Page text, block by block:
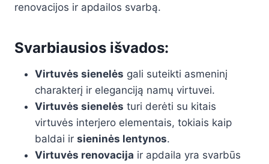
renovacijos ir apdailos svarbą.
Svarbiausios išvados:
Virtuvės sienelės gali suteikti asmeninį
charakterį ir eleganciją namų virtuvei.
Virtuvės sienelės turi derėti su kitais
virtuvės interjero elementais, tokiais kaip
baldai ir sieninės lentynos.
Virtuvės renovacija ir apdaila yra svarbūs